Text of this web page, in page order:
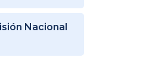
Nacional